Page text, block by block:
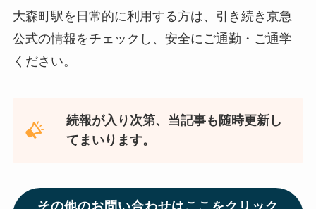
大森町駅を日常的に利用する方は、引き続き京急
公式の情報をチェックし、安全にご通勤・ご通学
ください。
続報が入り次第、当記事も随時更新し
てまいります。